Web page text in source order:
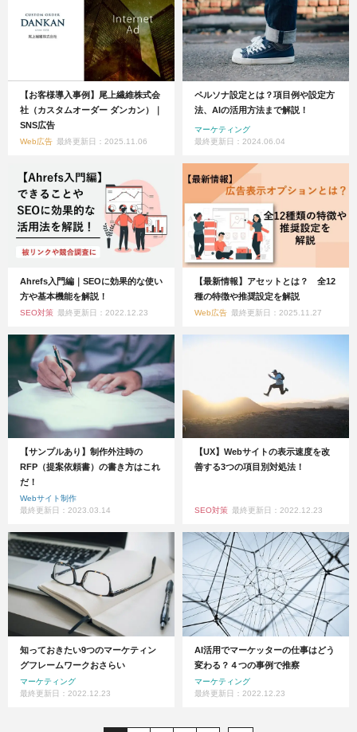
【お客様導入事例】尾上繊維株式会
社（カスタムオーダー ダンカン）｜
SNS広告
Web広告 最終更新日：2025.11.06
ペルソナ設定とは？項目例や設定方
法、AIの活用方法まで解説！
マーケティング
最終更新日：2024.06.04
Ahrefs入門編｜SEOに効果的な使い
方や基本機能を解説！
SEO対策 最終更新日：2022.12.23
【最新情報】アセットとは？ 全12
種の特徴や推奨設定を解説
Web広告 最終更新日：2025.11.27
【サンプルあり】制作外注時の
RFP（提案依頼書）の書き方はこれ
だ！
Webサイト制作
最終更新日：2023.03.14
【UX】Webサイトの表示速度を改
善する3つの項目別対処法！
SEO対策 最終更新日：2022.12.23
知っておきたい9つのマーケティン
グフレームワークおさらい
マーケティング
最終更新日：2022.12.23
AI活用でマーケッターの仕事はどう
変わる？４つの事例で推察
マーケティング
最終更新日：2022.12.23